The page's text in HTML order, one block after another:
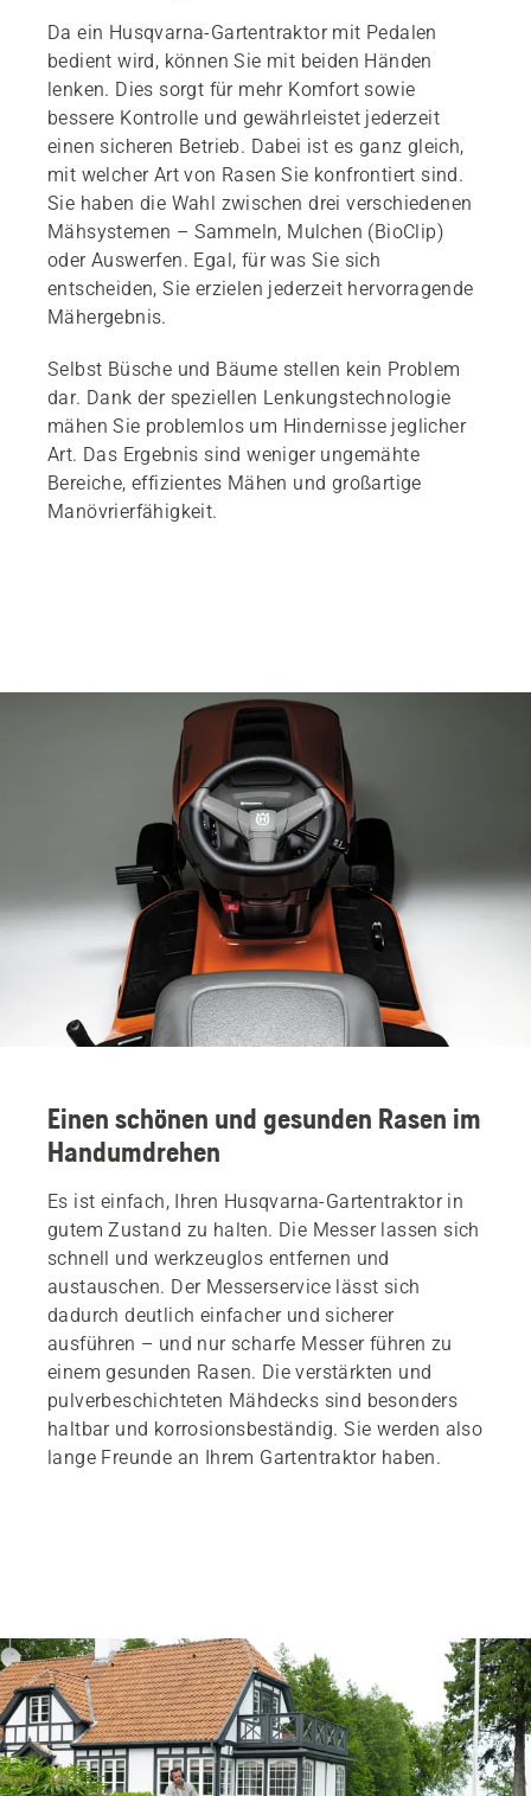
Da ein Husqvarna-Gartentraktor mit Pedalen
bedient wird, können Sie mit beiden Händen
lenken. Dies sorgt für mehr Komfort sowie
bessere Kontrolle und gewährleistet jederzeit
einen sicheren Betrieb. Dabei ist es ganz gleich,
mit welcher Art von Rasen Sie konfrontiert sind.
Sie haben die Wahl zwischen drei verschiedenen
Mähsystemen – Sammeln, Mulchen (BioClip)
oder Auswerfen. Egal, für was Sie sich
entscheiden, Sie erzielen jederzeit hervorragende
Mähergebnis.
Selbst Büsche und Bäume stellen kein Problem
dar. Dank der speziellen Lenkungstechnologie
mähen Sie problemlos um Hindernisse jeglicher
Art. Das Ergebnis sind weniger ungemähte
Bereiche, effizientes Mähen und großartige
Manövrierfähigkeit.
Einen schönen und gesunden Rasen im
Handumdrehen
Es ist einfach, Ihren Husqvarna-Gartentraktor in
gutem Zustand zu halten. Die Messer lassen sich
schnell und werkzeuglos entfernen und
austauschen. Der Messerservice lässt sich
dadurch deutlich einfacher und sicherer
ausführen – und nur scharfe Messer führen zu
einem gesunden Rasen. Die verstärkten und
pulverbeschichteten Mähdecks sind besonders
haltbar und korrosionsbeständig. Sie werden also
lange Freunde an Ihrem Gartentraktor haben.